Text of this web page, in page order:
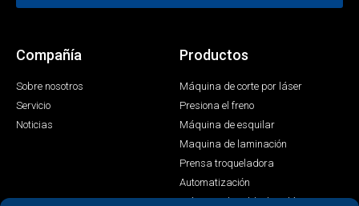
Compañía
Sobre nosotros
Servicio
Noticias
Productos
Máquina de corte por láser
Presiona el freno
Máquina de esquilar
Maquina de laminación
Prensa troqueladora
Automatización
Máquina de soldadura láser